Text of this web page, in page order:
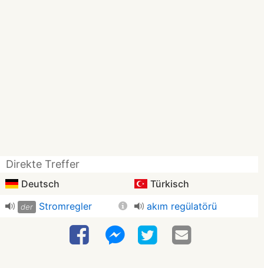
Direkte Treffer
Deutsch Türkisch
der Stromregler akım regülatörü